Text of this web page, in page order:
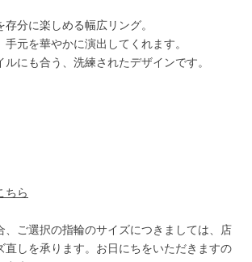
分に楽しめる幅広リング。
元を華やかに演出してくれます。
にも合う、洗練されたデザインです。
ちら
ご選択の指輪のサイズにつきましては、店
直しを承ります。お日にちをいただきますの